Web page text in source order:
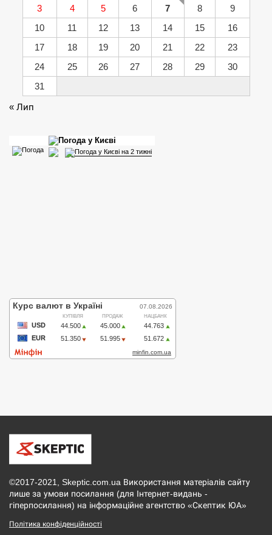
3
4 5 6 7 8
9
10
11 12 13 14 15
16
17
18 19 20 21 22
23
24
25 26 27 28 29
30
31
« Лип
©2017-2021, Skeptic.com.ua Використання матеріалів сайту
лише за умови посилання (для Інтернет-видань -
гіперпосилання) на інформаційне агентство «Скептик ЮА»
Політика конфіденційності